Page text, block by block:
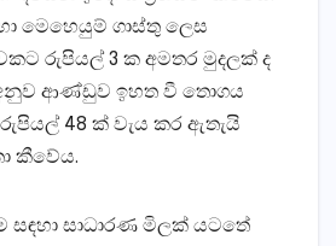
මෙහෙයුම් ගාස්‌තු ලෙස
රුපියල් 3 ක අමතර මුදලක්‌ ද
අනුව ආණ්‌ඩුව ඉහත වී තොගය
48 ක්‌ වැය කර ඇතැයි
කීවේය.
සාධාරණ මිලක්‌ යටතේ